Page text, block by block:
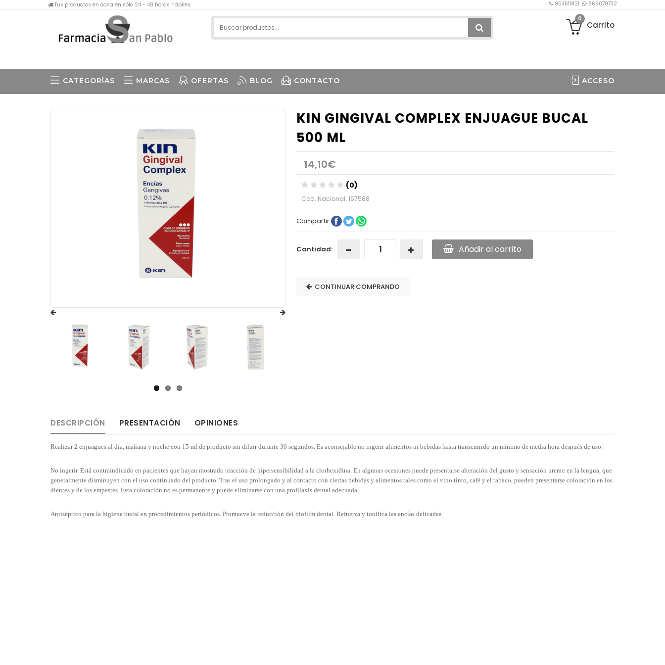
Tus productos en casa en sólo 24 - 48 horas hábiles 954519121 669079732
0
Carrito
CATEGORÍAS MARCAS OFERTAS BLOG CONTACTO ACCESO
KIN GINGIVAL COMPLEX ENJUAGUE BUCAL
500 ML
14,10€
(0)
Cod. Nacional: 157588
Compartir
Cantidad: Añadir al carrito
CONTINUAR COMPRANDO
DESCRIPCIÓN PRESENTACIÓN OPINIONES
Realizar 2 enjuagues al día, mañana y noche con 15 ml de producto sin diluir durante 30 segundos. Es aconsejable no ingerir alimentos ni bebidas hasta transcurrido un mínimo de media hora después de uso.
No ingerir. Está contraindicado en pacientes que hayan mostrado reacción de hipersensibilidad a la clorhexidina. En algunas ocasiones puede presentarse alteración del gusto y sensación urente en la lengua, que
generalmente disminuyen con el uso continuado del producto. Tras el uso prolongado y al contacto con ciertas bebidas y alimentos tales como el vino tinto, café y el tabaco, pueden presentarse coloración en los
dientes y de los empastes. Esta coloración no es permanente y puede eliminarse con una profilaxis dental adecuada.
Antiséptico para la higiene bucal en procedimientos periódicos. Promueve la reducción del biofilm dental. Refuerza y tonifica las encías delicadas.